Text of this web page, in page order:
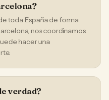
toda España de forma
nos coordinamos
hacer una
verdad?